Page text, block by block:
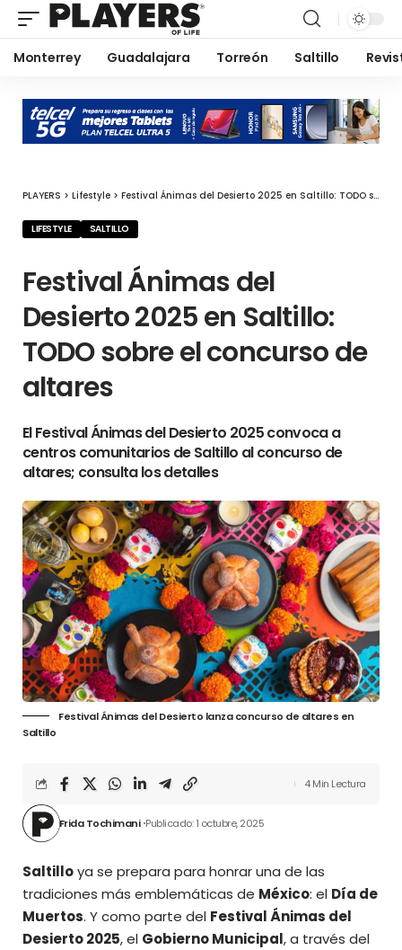
Monterrey Guadalajara Torreón Saltillo
PLAYERS > Lifestyle > Festival Ánimas del Desierto 2025 en Saltillo: TODO sobre el concurso de altares
LIFESTYLE SALTILLO
Festival Ánimas del
Desierto 2025 en Saltillo:
TODO sobre el concurso de
altares
El Festival Ánimas del Desierto 2025 convoca a
centros comunitarios de Saltillo al concurso de
altares; consulta los detalles
Festival Ánimas del Desierto lanza concurso de altares en
Saltillo
Frida Tochimani Publicado: 1 octubre, 2025
4 Min Lectura
Saltilloya se prepara para honrar una de las
tradiciones más emblemáticas de México: el Día de
Muertos. Y como parte del Festival Ánimas del
Desierto 2025, el Gobierno Municipal, a través del